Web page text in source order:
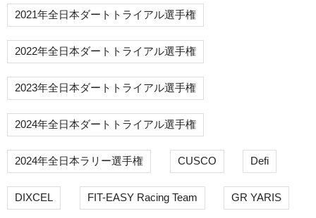
2021年全日本ダートトライアル選手権
2022年全日本ダートトライアル選手権
2023年全日本ダートトライアル選手権
2024年全日本ダートトライアル選手権
2024年全日本ラリー選手権 CUSCO Defi
DIXCEL FIT-EASY Racing Team GR YARIS